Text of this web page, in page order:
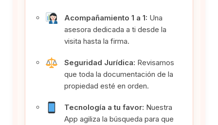
Acompañamiento 1 a 1: Una
asesora dedicada a ti desde la
visita hasta la firma.
Seguridad Jurídica: Revisamos
que toda la documentación de la
propiedad esté en orden.
Tecnología a tu favor: Nuestra
App agiliza la búsqueda para que